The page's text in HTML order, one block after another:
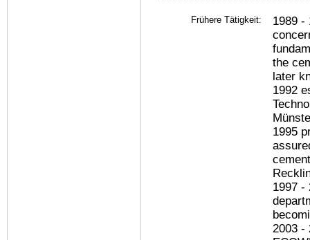
Frühere Tätigkeit:
1989 -
the
later
1992
1995
1997 -
2003 -